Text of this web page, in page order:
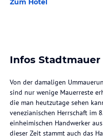
Zum Hotel
Infos Stadtmauer
Von der damaligen
sind nur wenige Mauerreste
die man heutzutage sehen
venezianischen Herrschaft im
einheimischen Handwerker
dieser Zeit stammt auch das